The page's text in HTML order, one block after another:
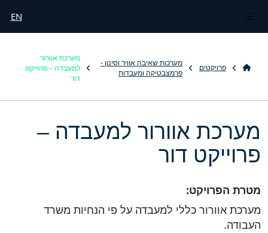
EN
פרויקטים
מערכות שאיבה אוויר וסינון -
פרמצבטיקה ומעבדות
מערכת אוורור
למעבדה – פרוייקט
דור
מערכת אוורור למעבדה –
פרוייקט דור
מטרת הפרויקט:
מערכת אוורור כללי למעבדה על פי הנחיות משרד
העבודה.